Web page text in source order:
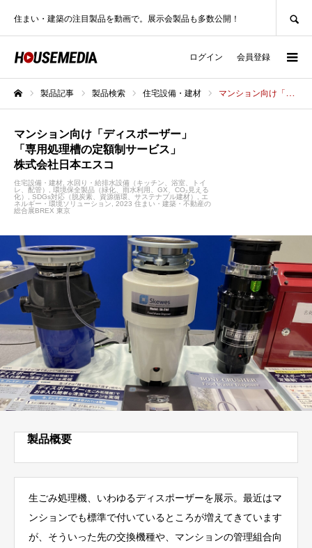
住まい・建築の注目製品を動画で。展示会製品も多数公開！
ログイン 会員登録
製品記事 製品検索 住宅設備・建材 マンション向け「ディスポーザー」「専用処理槽の定額制サービス」株式会社日本エスコ
マンション向け「ディスポーザー」
「専用処理槽の定額制サービス」
株式会社日本エスコ
住宅設備・建材 水回り・給排水設備（キッチン、浴室、トイ
レ、配管）
環境保全製品（緑化、雨水利用、GX、CO₂見える
化）
SDGs対応（脱炭素、資源循環、サステナブル建材）
エ
ネルギー・環境ソリューション
2023 住まい・建築・不動産の
総合展BREX 東京
製品概要
生ごみ処理機、いわゆるディスポーザーを展示。最近はマ
ンションでも標準で付いているところが増えてきています
が、そういった先の交換機種や、マンションの管理組合向